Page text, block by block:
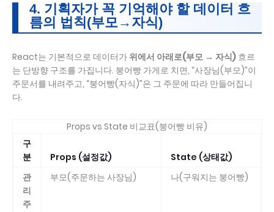
4. 기획자가 꼭 기억해야 할 데이터 흐
름의 법칙(부모→자식)
React는 기본적으로 데이터가 위에서 아래로(부모 → 자식) 흐르
는 단방향 구조를 가집니다. 붕어빵 가게로 치면, “사장님(부모)”이
주문서를 내려주고, “붕어빵(자식)”은 그 주문에 따라 만들어집니
다.
Props vs State 비교표(붕어빵 비유)
구
분
Props (설정값)
State (상태값)
관
리
주
부모(주문하는 사장님) 나(구워지는 붕어빵)